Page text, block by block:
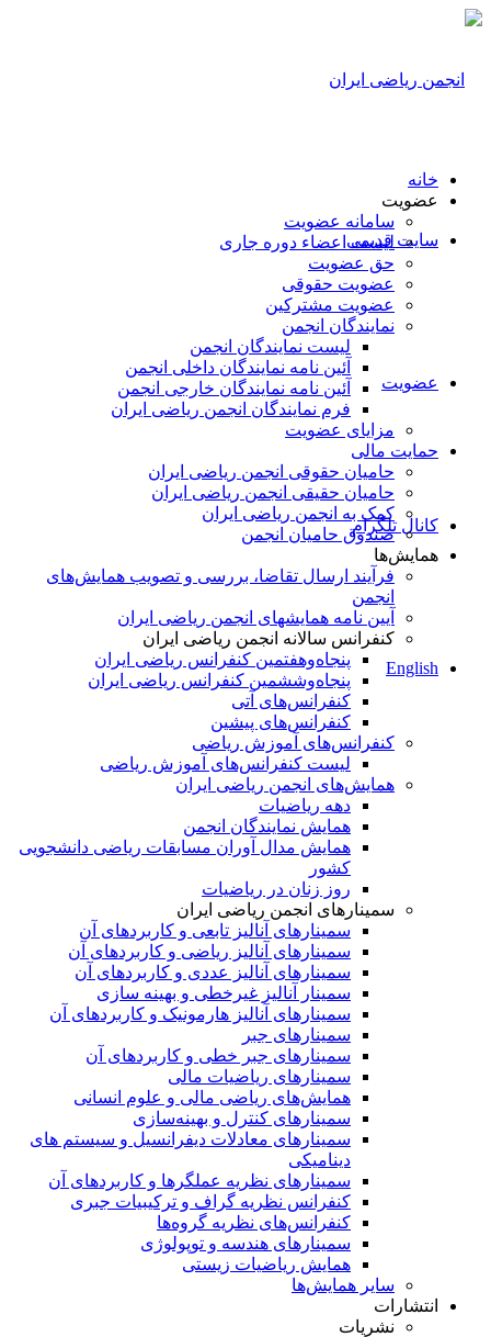
سایت قدیمی
عضویت
کانال تلگرام
English
خانه
عضویت
سامانه عضویت
لیست اعضاء دوره جاری
حق عضویت
عضویت حقوقی
عضویت مشترکین
نمایندگان انجمن
لیست نمایندگان انجمن
آئین نامه نمایندگان داخلی انجمن
آئین نامه نمایندگان خارجی انجمن
فرم نمایندگان انجمن ریاضی ایران
مزایای عضویت
حمایت مالی
حامیان حقوقی انجمن ریاضی ایران
حامیان حقیقی انجمن ریاضی ایران
کمک به انجمن ریاضی ایران
صندوق حامیان انجمن
همایش‌ها
فرآیند ارسال تقاضا، بررسی و تصویب همایش‌های
انجمن
آیین نامه همایشهای انجمن ریاضی ایران
کنفرانس‌ سالانه انجمن ریاضی ایران
پنجاه‌و‌هفتمین کنفرانس ریاضی ایران
پنجاه‌و‌ششمین کنفرانس ریاضی ایران
کنفرانس‌های آتی
کنفرانس‎‌های پیشین
کنفرانس‌های آموزش ریاضی
لیست کنفرانس‌های آموزش ریاضی
همایش‌های انجمن ریاضی ایران
دهه ریاضیات
همایش نمایندگان انجمن
همایش مدال آوران مسابقات ریاضی دانشجویی
کشور
روز زنان در ریاضیات
سمینارهای انجمن ریاضی ایران
سمینارهای آنالیز تابعی و کاربردهای آن
سمینارهای آنالیز ریاضی و کاربردهای آن
سمینارهای آنالیز عددی و کاربردهای آن
سمینار آنالیز غیرخطی و بهینه سازی
سمینارهای آنالیز هارمونیک و کاربردهای آن
سمینار‌های جبر
سمینارهای جبر خطی و کاربردهای آن
سمینار‌های ریاضیات مالی
همایش‌های ریاضی مالی و علوم انسانی
سمینارهای کنترل و بهینه‌سازی
سمینارهای معادلات دیفرانسیل و سیستم های
دینامیکی
سمینار‌های نظریه عملگرها و کاربردهای آن
کنفرانس نظریه گراف و ترکیبیات جبری
کنفرانس‌های نظریه گروه‌ها
سمینار‌های هندسه و توپولوژی
همایش ریاضیات زیستی
سایر همایش‌ها
انتشارات
نشریات